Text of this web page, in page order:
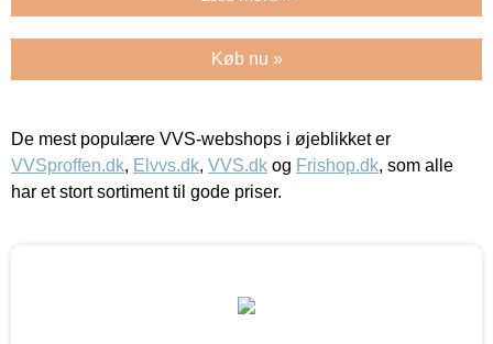
Køb nu »
De mest populære VVS-webshops i øjeblikket er
VVSproffen.dk, Elvvs.dk, VVS.dk og Frishop.dk, som alle
har et stort sortiment til gode priser.